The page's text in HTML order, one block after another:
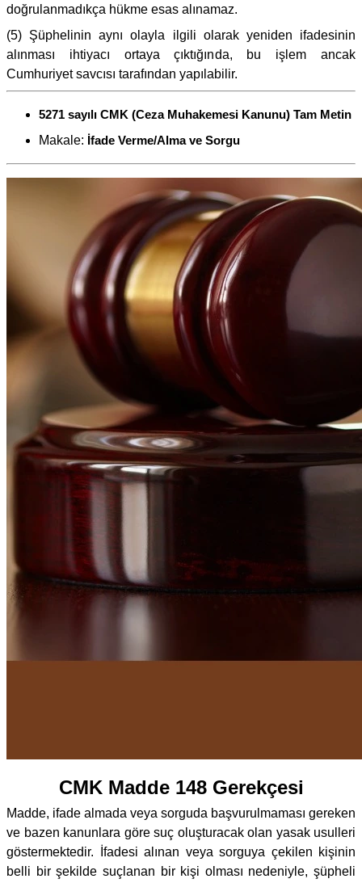
doğrulanmadıkça hükme esas alınamaz.
(5) Şüphelinin aynı olayla ilgili olarak yeniden ifadesinin
alınması ihtiyacı ortaya çıktığında, bu işlem ancak
Cumhuriyet savcısı tarafından yapılabilir.
5271 sayılı CMK (Ceza Muhakemesi Kanunu) Tam Metin
Makale: İfade Verme/Alma ve Sorgu
CMK Madde 148 Gerekçesi
Madde, ifade almada veya sorguda başvurulmaması gereken
ve bazen kanunlara göre suç oluşturacak olan yasak usulleri
göstermektedir. İfadesi alınan veya sorguya çekilen kişinin
belli bir şekilde suçlanan bir kişi olması nedeniyle, şüpheli